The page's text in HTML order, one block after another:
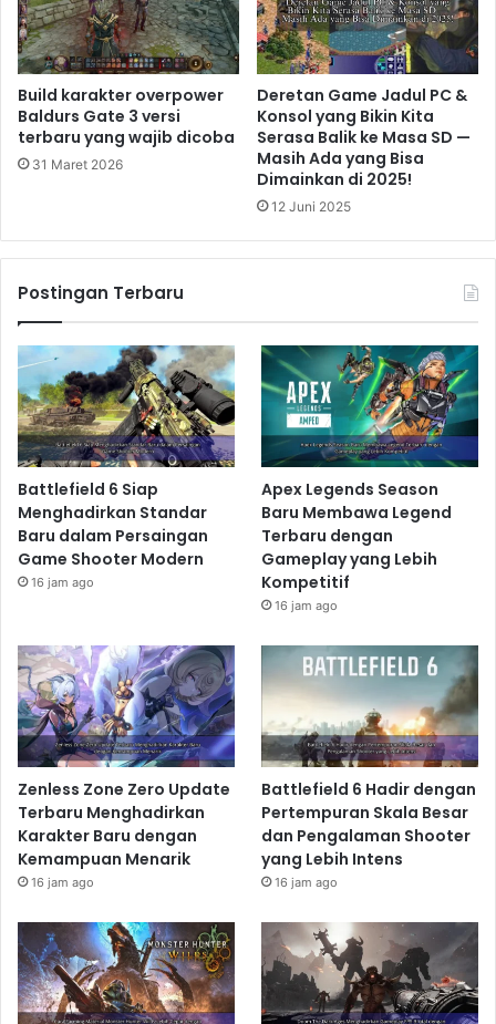
Build karakter overpower
Baldurs Gate 3 versi
terbaru yang wajib dicoba
31 Maret 2026
Deretan Game Jadul PC &
Konsol yang Bikin Kita
Serasa Balik ke Masa SD —
Masih Ada yang Bisa
Dimainkan di 2025!
12 Juni 2025
Postingan Terbaru
Battlefield 6 Siap
Menghadirkan Standar
Baru dalam Persaingan
Game Shooter Modern
16 jam ago
Apex Legends Season
Baru Membawa Legend
Terbaru dengan
Gameplay yang Lebih
Kompetitif
16 jam ago
Zenless Zone Zero Update
Terbaru Menghadirkan
Karakter Baru dengan
Kemampuan Menarik
16 jam ago
Battlefield 6 Hadir dengan
Pertempuran Skala Besar
dan Pengalaman Shooter
yang Lebih Intens
16 jam ago